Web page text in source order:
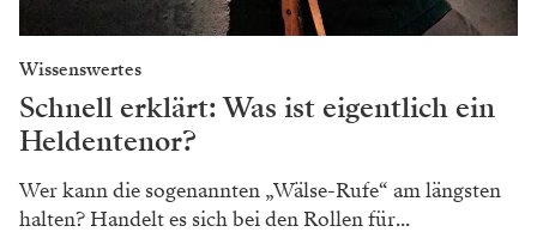
Wissenswertes
Schnell erklärt: Was ist eigentlich ein
Heldentenor?
Wer kann die sogenannten „Wälse-Rufe“ am längsten
halten? Handelt es sich bei den Rollen für...